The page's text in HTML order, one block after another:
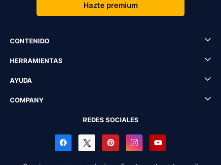
Hazte premium
CONTENIDO
HERRAMIENTAS
AYUDA
COMPANY
REDES SOCIALES